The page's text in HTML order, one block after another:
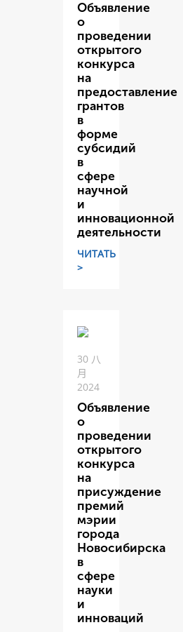
Объявление
о
проведении
открытого
конкурса
на
предоставление
грантов
в
форме
субсидий
в
сфере
научной
и
инновационной
деятельности
ЧИТАТЬ
>
30 八
月
2024
Объявление
о
проведении
открытого
конкурса
на
присуждение
премий
мэрии
города
Новосибирска
в
сфере
науки
и
инноваций